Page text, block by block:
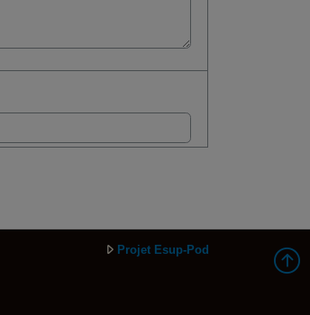
Projet Esup-Pod